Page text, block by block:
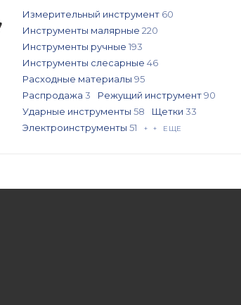
Измерительный инструмент 60
Инструменты малярные 220
Инструменты ручные 193
Инструменты слесарные 46
Расходные материалы 95
Распродажа 3 Режущий инструмент90
Ударные инструменты 58 Щетки 33
Электроинструменты 51 + + ЕЩЕ